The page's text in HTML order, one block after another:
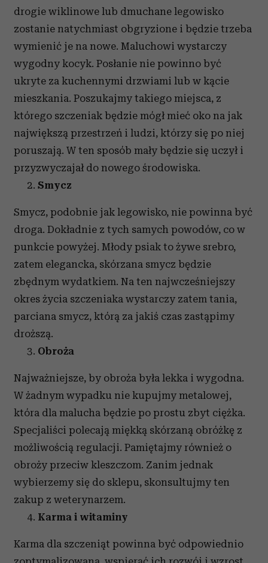
drogie wiklinowe lub dmuchane legowisko
zostanie natychmiast obgryzione i będzie trzeba
wymienić je na nowe. Maluchowi wystarczy
wygodny kocyk. Posłanie nie powinno być
ukryte za kuchennymi drzwiami lub w kącie
mieszkania. Poszukajmy takiego miejsca, z
którego szczeniak będzie mógł mieć oko na jak
największą przestrzeń i ludzi, którzy się po niej
poruszają. W ten sposób mały będzie się uczył i
przyzwyczajał do nowego środowiska.
Smycz
Smycz, podobnie jak legowisko, nie powinna być
droga. Dokładnie z tych samych powodów, co w
punkcie powyżej. Młody psiak to żywe srebro,
zatem elegancka, skórzana smycz będzie
zbędnym wydatkiem. Na ten najwcześniejszy
okres życia szczeniaka wystarczy zatem tania,
parciana smycz, którą za jakiś czas zastąpimy
droższą.
Obroża
Najważniejsze, by obroża była lekka i wygodna.
W żadnym wypadku nie kupujmy metalowej,
która dla malucha będzie po prostu zbyt ciężka.
Specjaliści polecają miękką skórzaną obróżkę z
możliwością regulacji. Pamiętajmy również o
obroży przeciw kleszczom. Zanim jednak
wybierzemy się do sklepu, skonsultujmy ten
zakup z weterynarzem.
Karma i witaminy
Karma dla szczeniąt powinna być odpowiednio